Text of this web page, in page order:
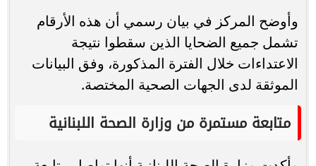
وأوضح المركز في بيان رسمي أن هذه الأرقام
تشمل جميع الضحايا الذين سقطوا نتيجة
الاعتداءات خلال الفترة المذكورة، وفق البيانات
الموثقة لدى الجهات الصحية المختصة.
متابعة مستمرة من وزارة الصحة اللبنانية